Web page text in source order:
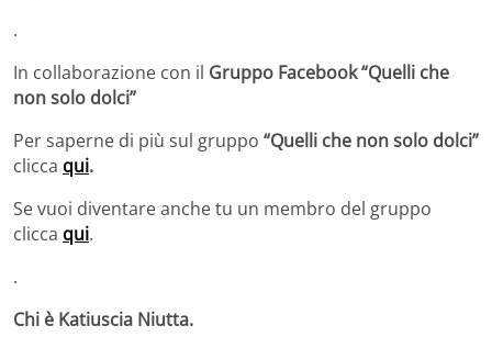
.
In collaborazione con il Gruppo Facebook“Quelli che
non solo dolci”
Per saperne di più sul gruppo “Quelli che non solo dolci”
clicca qui.
Se vuoi diventare anche tu un membro del gruppo
clicca qui.
.
Chi è Katiuscia Niutta.